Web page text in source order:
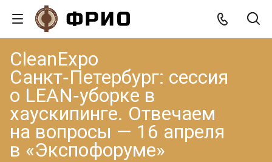
CleanExpo
Санкт‑Петербург: сессия
о LEAN‑уборке в
хаускипинге. Отвечаем
на вопросы — 16 апреля
в «Экспофоруме»